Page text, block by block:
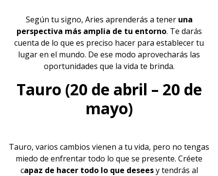
Según tu signo, Aries aprenderás a tener una
perspectiva más amplia de tu entorno. Te darás
cuenta de lo que es preciso hacer para establecer tu
lugar en el mundo. De ese modo aprovecharás las
oportunidades que la vida te brinda.
Tauro (20 de abril – 20 de
mayo)
Tauro, varios cambios vienen a tu vida, pero no tengas
miedo de enfrentar todo lo que se presente. Créete
capaz de hacer todo lo que deseesy tendrás al